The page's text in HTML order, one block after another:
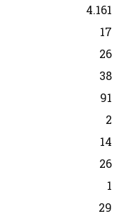
4.161
17
26
38
91
2
14
26
1
29